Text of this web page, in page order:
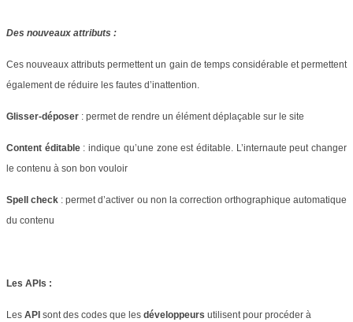
Des nouveaux attributs :
Ces nouveaux attributs permettent un gain de temps considérable et permettent
également de réduire les fautes d’inattention.
Glisser-déposer : permet de rendre un élément déplaçable sur le site
Content éditable: indique qu’une zone est éditable. L’internaute peut changer
le contenu à son bon vouloir
Spell check : permet d’activer ou non la correction orthographique automatique
du contenu
Les APIs :
Les API sont des codes que les développeurs utilisent pour procéder à